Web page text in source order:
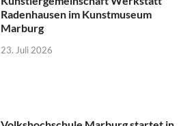
Radenhausen im Kunstmuseum
Marburg
23. Juli 2026